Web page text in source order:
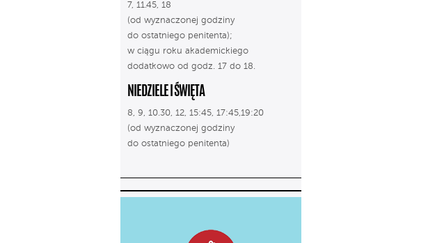
7, 11.45, 18
(od wyznaczonej godziny
do ostatniego penitenta);
w ciągu roku akademickiego
dodatkowo od godz. 17 do 18.
NIEDZIELE I ŚWIĘTA
8, 9, 10.30, 12, 15:45, 17:45,19:20
(od wyznaczonej godziny
do ostatniego penitenta)